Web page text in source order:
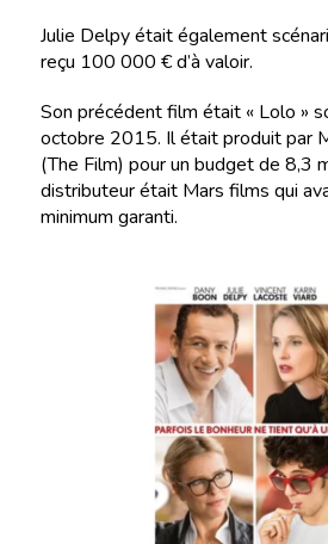
Julie Delpy était également
reçu 100 000 € d’à valoir.
Son précédent film était « Lolo »
octobre 2015. Il était produit par
(The Film) pour un budget de 8,3
distributeur était Mars films qui
minimum garanti.